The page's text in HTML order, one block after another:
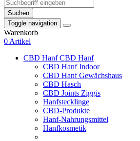
Suchen
Toggle navigation
Warenkorb
0 Artikel
CBD HanfCBD Hanf
CBD Hanf Indoor
CBD Hanf Gewächshaus
CBD Hasch
CBD Joints Ziggis
Hanfstecklinge
CBD-Produkte
Hanf-Nahrungsmittel
Hanfkosmetik